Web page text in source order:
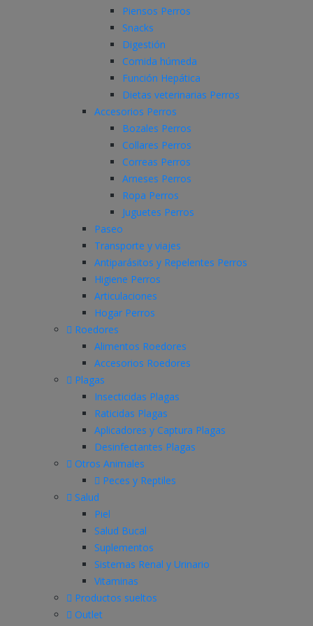
Piensos Perros
Snacks
Digestión
Comida húmeda
Función Hepática
Dietas veterinarias Perros
Accesorios Perros
Bozales Perros
Collares Perros
Correas Perros
Arneses Perros
Ropa Perros
Juguetes Perros
Paseo
Transporte y viajes
Antiparásitos y Repelentes Perros
Higiene Perros
Articulaciones
Hogar Perros
Roedores
Alimentos Roedores
Accesorios Roedores
Plagas
Insecticidas Plagas
Raticidas Plagas
Aplicadores y Captura Plagas
Desinfectantes Plagas
Otros Animales
Peces y Reptiles
Salud
Piel
Salud Bucal
Suplementos
Sistemas Renal y Urinario
Vitaminas
Productos sueltos
Outlet